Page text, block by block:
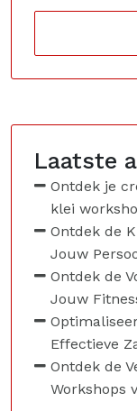
Laatste
Ontdek je
klei
Ontdek de
Jouw
Ontdek de
Jouw
Effectieve
Ontdek de
Workshops